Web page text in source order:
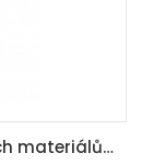
PM 1800 D - míchadlo stavebních materiálů dvoumetlové